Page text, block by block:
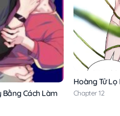
Bằng Cách Làm
Hoàng Tử Lọ
Chapter 12